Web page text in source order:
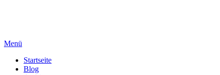
Menü
Startseite
Blog